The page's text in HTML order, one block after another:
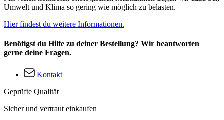
Umwelt und Klima so gering wie möglich zu belasten.
Hier findest du weitere Informationen.
Benötigst du Hilfe zu deiner Bestellung? Wir beantworten
gerne deine Fragen.
Kontakt
Geprüfte Qualität
Sicher und vertraut einkaufen